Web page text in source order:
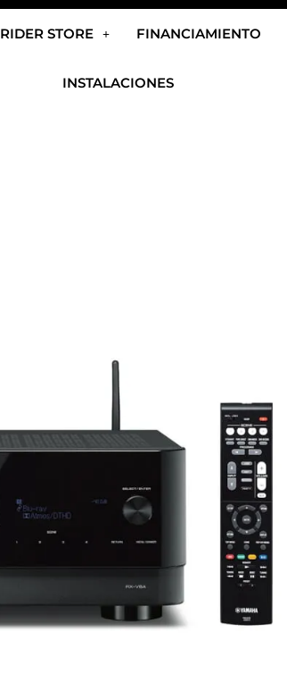
RIDER STORE FINANCIAMIENTO
INSTALACIONES